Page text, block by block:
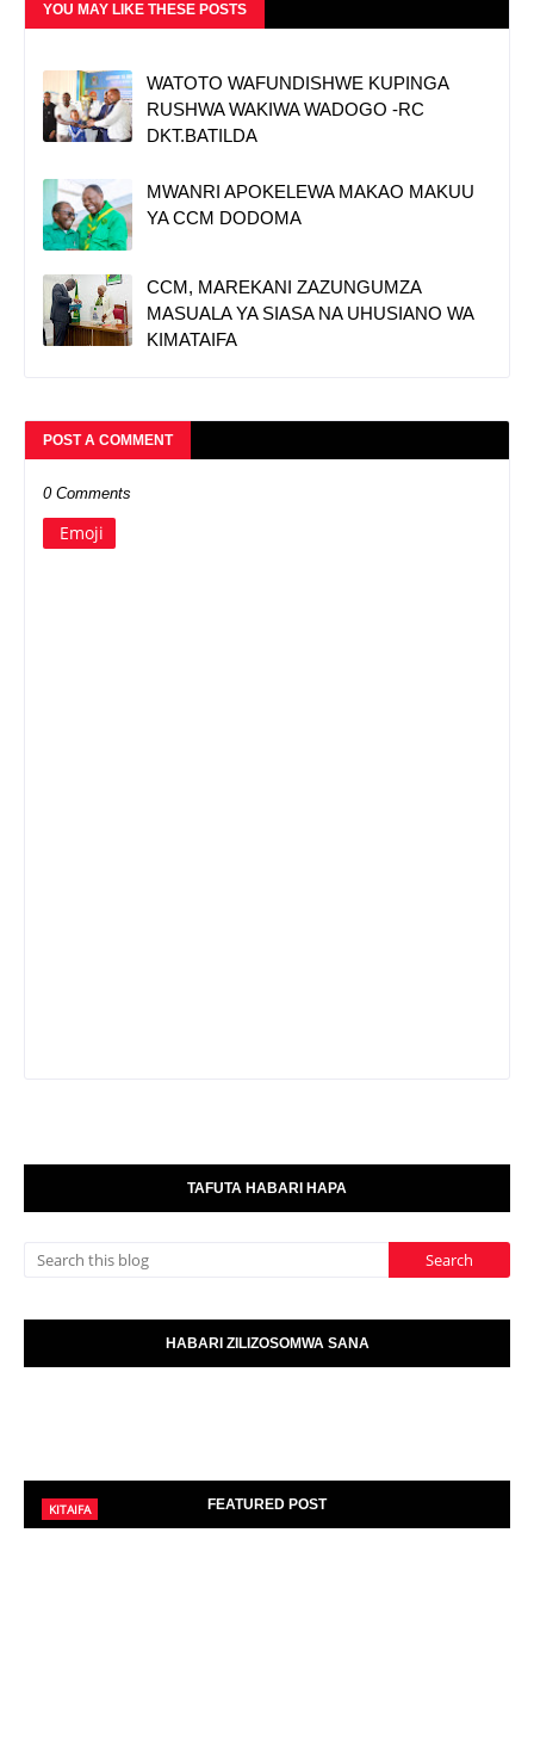
YOU MAY LIKE THESE POSTS
WATOTO WAFUNDISHWE KUPINGA
RUSHWA WAKIWA WADOGO -RC
DKT.BATILDA
MWANRI APOKELEWA MAKAO MAKUU
YA CCM DODOMA
CCM, MAREKANI ZAZUNGUMZA
MASUALA YA SIASA NA UHUSIANO WA
KIMATAIFA
POST A COMMENT
0 Comments
Emoji
TAFUTA HABARI HAPA
HABARI ZILIZOSOMWA SANA
FEATURED POST
KITAIFA